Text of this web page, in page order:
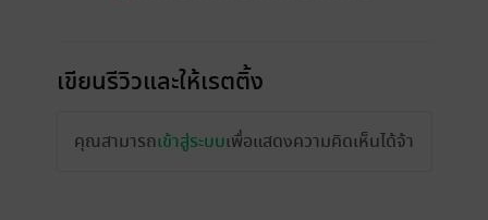
เขียนรีวิวและให้เรตติ้ง
คุณสามารถเข้าสู่ระบบเพื่อแสดงความคิดเห็นได้จ้า